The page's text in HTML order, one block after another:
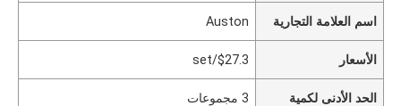
اسم العلامة التجارية Auston
الأسعار $27.3/set
الحد الأدنى لكمية 3 مجموعات